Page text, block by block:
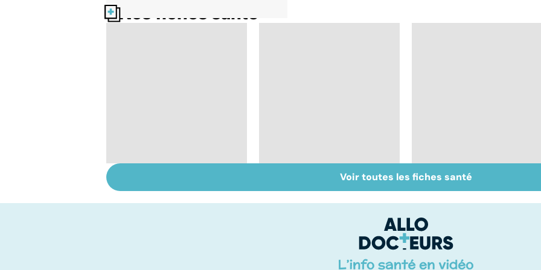
Nos fiches santé
préserver le capital
Faire du sport à
domicile, c'est facile !
Don de gamètes : le
pour et le contre
Voir toutes les fiches santé